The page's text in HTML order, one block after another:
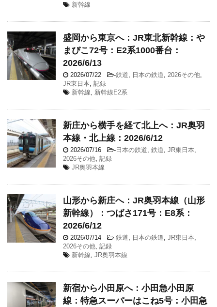
新幹線
盛岡から東京へ：JR東北新幹線：や
まびこ72号：E2系1000番台：
2026/6/13
2026/07/22 -鉄道 日本の鉄道 2026その他
JR東日本 記録
新幹線
新幹線E2系
新庄から横手を経て北上へ：JR奥羽
本線・北上線：2026/6/12
2026/07/16 -日本の鉄道 鉄道 JR東日本
2026その他 記録
JR奥羽本線
山形から新庄へ：JR奥羽本線（山形
新幹線）：つばさ171号：E8系：
2026/6/12
2026/07/14 -鉄道 日本の鉄道 JR東日本
2026その他 記録
新幹線 JR奥羽本線
新宿から小田原へ：小田急小田原
線：特急スーパーはこね5号：小田急